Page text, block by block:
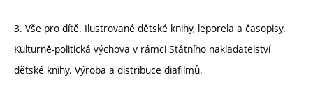
3. Vše pro dítě. Ilustrované dětské knihy, leporela a časopisy.
Kulturně-politická výchova v rámci Státního nakladatelství
dětské knihy. Výroba a distribuce diafilmů.